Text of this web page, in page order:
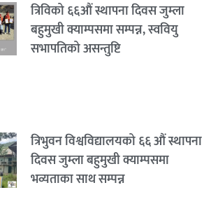
त्रिविको ६६औं स्थापना दिवस जुम्ला
बहुमुखी क्याम्पसमा सम्पन्न, स्ववियु
सभापतिको असन्तुष्टि
त्रिभुवन विश्वविद्यालयको ६६ औं स्थापना
दिवस जुम्ला बहुमुखी क्याम्पसमा
भव्यताका साथ सम्पन्न